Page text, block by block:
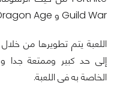
Guild War و Dragon Age.
إلى حد كبير وممتعة جدا
الخاصة به فى اللعبة.